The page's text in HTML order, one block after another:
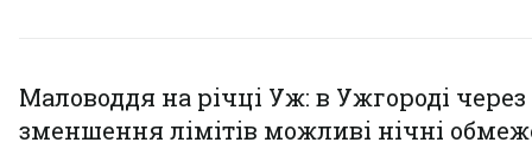
Маловоддя на річці Уж: в Ужгороді через
зменшення лімітів можливі нічні